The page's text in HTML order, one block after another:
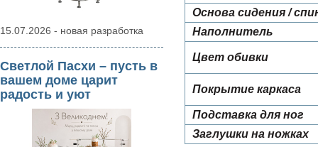
15.07.2026 - новая разработка
Светлой Пасхи – пусть в
вашем доме царит
радость и уют
Основа сидения /
Наполнитель
Цвет обивки
Покрытие каркаса
Подставка для ног
Заглушки на ножках